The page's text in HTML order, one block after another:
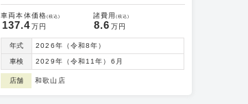
車両本体価格(税込)
137.4万円
諸費用 (税込)
8.6 万円
年式 2026年（令和8年）
車検 2029年（令和11年）6月
店舗 和歌山店